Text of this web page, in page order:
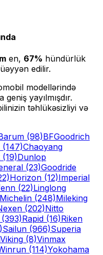
en, 67% hündürlük
edilir.
modellərində
yayılmışdır.
təhlükəsizliyi və
(98)BFGoodrich
(147)Chaoyang
(19)Dunlop
(23)Goodride
Horizon (12)Imperial
(22)Linglong
Michelin (248)Mileking
(202)Nitto
(393)Rapid (16)Riken
Sailun (966)Superia
Viking (8)Vinmax
(114)Yokohama